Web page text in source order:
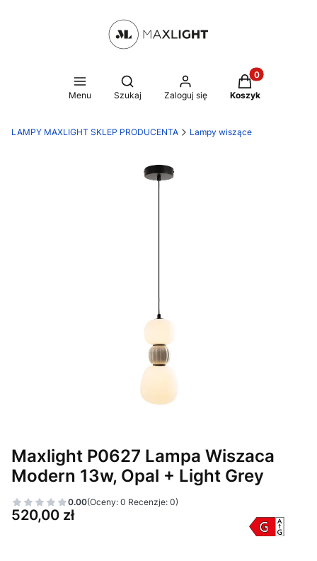
Menu
Otwórz wyszukiwarkę
Szukaj Zaloguj się
Produkty w
Koszyk
LAMPY MAXLIGHT SKLEP PRODUCENTA Lampy wiszące
Maxlight P0627 Lampa Wiszaca
Modern 13w, Opal + Light Grey
0.00(Oceny: 0 Recenzje: 0)
Cena
520,00 zł